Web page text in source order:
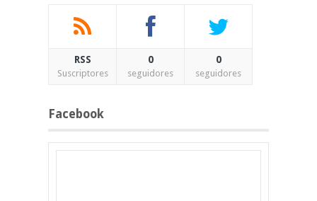
RSS
Suscriptores
0
seguidores
0
seguidores
Facebook